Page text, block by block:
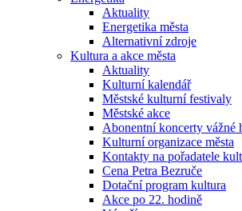
Aktuality
Energetika města
Alternativní zdroje
Kultura a akce města
Aktuality
Kulturní kalendář
Městské kulturní festivaly
Městské akce
Abonentní koncerty vážné
Kulturní organizace města
Kontakty na pořadatele
Cena Petra Bezruče
Dotační program kultura
Akce po 22. hodině